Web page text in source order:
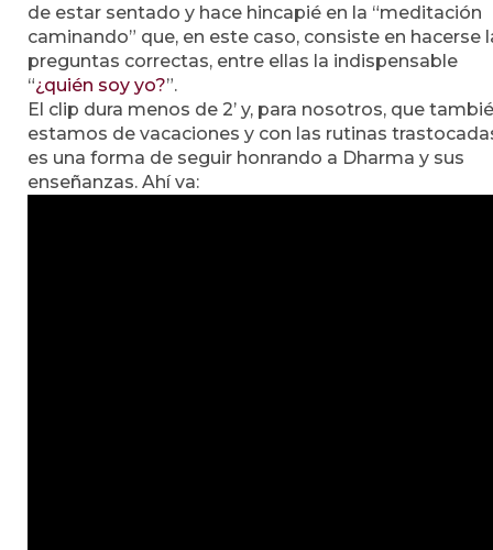
de estar sentado y hace hincapié en la “meditación
caminando” que, en este caso, consiste en hacerse
preguntas correctas, entre ellas la indispensable
“¿quién soy yo?”.
El clip dura menos de 2’ y, para nosotros, que
estamos de vacaciones y con las rutinas
es una forma de seguir honrando a Dharma y sus
enseñanzas. Ahí va: